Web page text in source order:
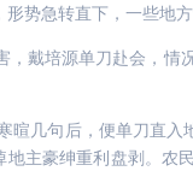
势急转直下，一些地
戴培源单刀赴会，
几句后，便单刀直
主豪绅重利盘剥。